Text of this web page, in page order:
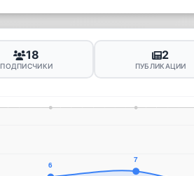
18
ПОДПИСЧИКИ
2
ПУБЛИКАЦИИ